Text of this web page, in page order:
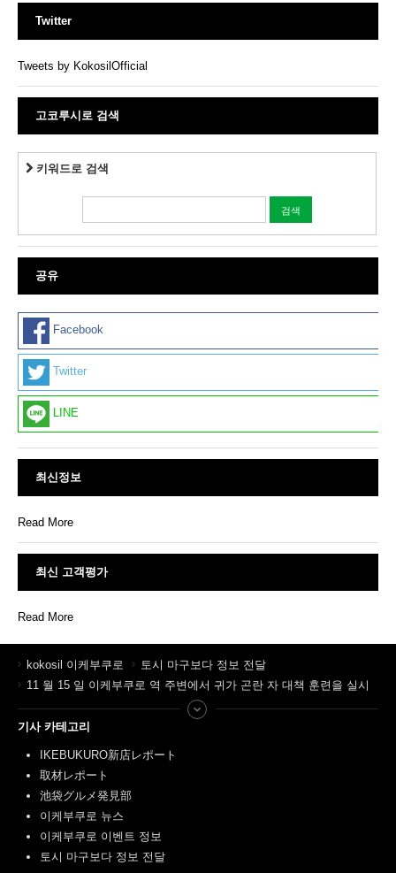
Twitter
Tweets by KokosilOfficial
고코루시로 검색
키워드로 검색
공유
Facebook
Twitter
LINE
최신정보
Read More
최신 고객평가
Read More
kokosil 이케부쿠로
토시 마구보다 정보 전달
11 월 15 일 이케부쿠로 역 주변에서 귀가 곤란 자 대책 훈련을 실시
기사 카테고리
IKEBUKURO新店レポート
取材レポート
池袋グルメ発見部
이케부쿠로 뉴스
이케부쿠로 이벤트 정보
토시 마구보다 정보 전달